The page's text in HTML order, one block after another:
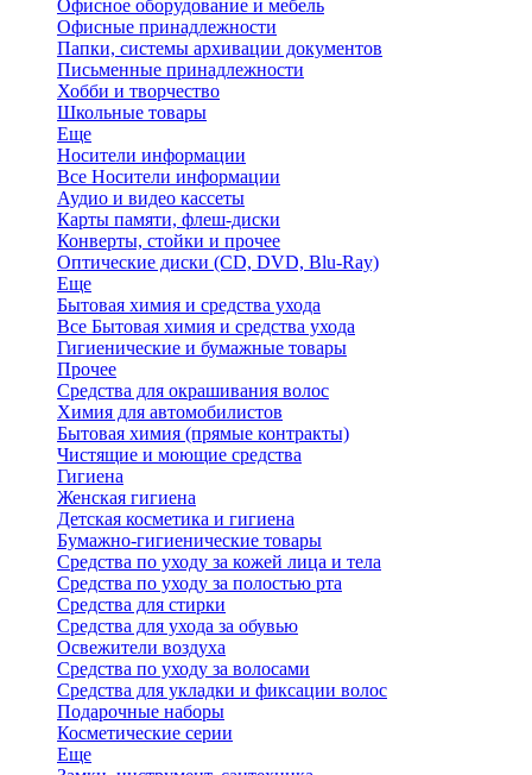
Офисное оборудование и мебель
Офисные принадлежности
Папки, системы архивации документов
Письменные принадлежности
Хобби и творчество
Школьные товары
Еще
Носители информации
Все Носители информации
Аудио и видео кассеты
Карты памяти, флеш-диски
Конверты, стойки и прочее
Оптические диски (CD, DVD, Blu-Ray)
Еще
Бытовая химия и средства ухода
Все Бытовая химия и средства ухода
Гигиенические и бумажные товары
Прочее
Средства для окрашивания волос
Химия для автомобилистов
Бытовая химия (прямые контракты)
Чистящие и моющие средства
Гигиена
Женская гигиена
Детская косметика и гигиена
Бумажно-гигиенические товары
Средства по уходу за кожей лица и тела
Средства по уходу за полостью рта
Средства для стирки
Средства для ухода за обувью
Освежители воздуха
Средства по уходу за волосами
Средства для укладки и фиксации волос
Подарочные наборы
Косметические серии
Еще